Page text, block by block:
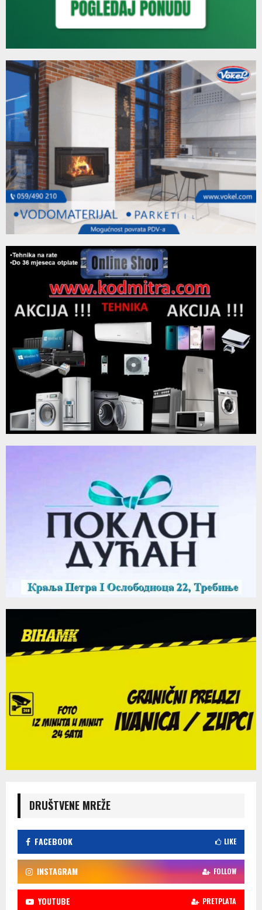
DRUŠTVENE MREŽE
FACEBOOK LIKE
INSTAGRAM FOLLOW
YOUTUBE PRETPLATA